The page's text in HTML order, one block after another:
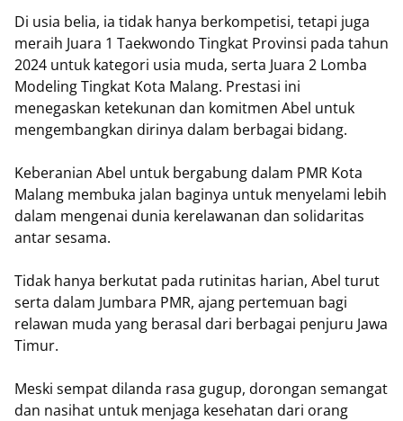
Di usia belia, ia tidak hanya berkompetisi, tetapi juga
meraih Juara 1 Taekwondo Tingkat Provinsi pada tahun
2024 untuk kategori usia muda, serta Juara 2 Lomba
Modeling Tingkat Kota Malang. Prestasi ini
menegaskan ketekunan dan komitmen Abel untuk
mengembangkan dirinya dalam berbagai bidang.
Keberanian Abel untuk bergabung dalam PMR Kota
Malang membuka jalan baginya untuk menyelami lebih
dalam mengenai dunia kerelawanan dan solidaritas
antar sesama.
Tidak hanya berkutat pada rutinitas harian, Abel turut
serta dalam Jumbara PMR, ajang pertemuan bagi
relawan muda yang berasal dari berbagai penjuru Jawa
Timur.
Meski sempat dilanda rasa gugup, dorongan semangat
dan nasihat untuk menjaga kesehatan dari orang